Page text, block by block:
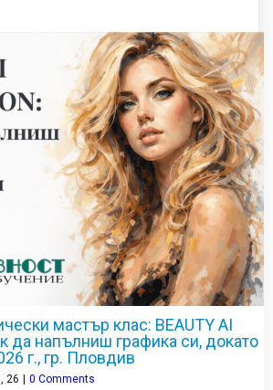
мастър клас: BEAUTY AI
да напълниш графика си, докато
г., гр. Пловдив
26 0 Comments